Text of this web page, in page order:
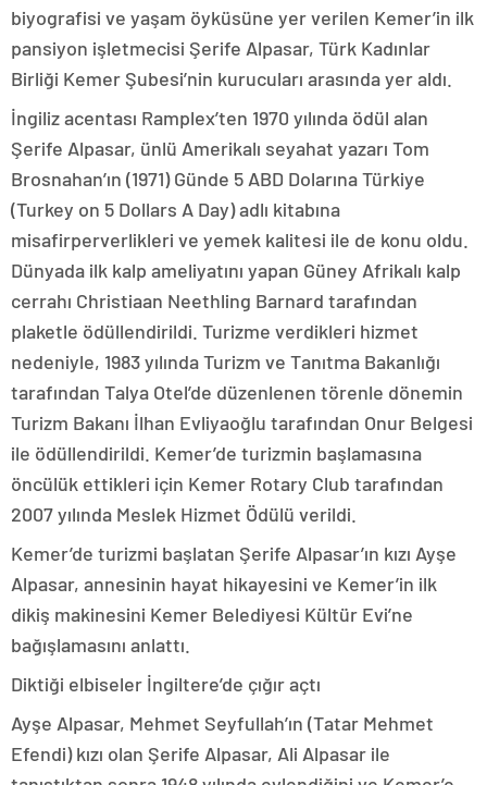
biyografisi ve yaşam öyküsüne yer verilen Kemer’in ilk
pansiyon işletmecisi Şerife Alpasar, Türk Kadınlar
Birliği Kemer Şubesi’nin kurucuları arasında yer aldı.
İngiliz acentası Ramplex’ten 1970 yılında ödül alan
Şerife Alpasar, ünlü Amerikalı seyahat yazarı Tom
Brosnahan’ın (1971) Günde 5 ABD Dolarına Türkiye
(Turkey on 5 Dollars A Day) adlı kitabına
misafirperverlikleri ve yemek kalitesi ile de konu oldu.
Dünyada ilk kalp ameliyatını yapan Güney Afrikalı kalp
cerrahı Christiaan Neethling Barnard tarafından
plaketle ödüllendirildi. Turizme verdikleri hizmet
nedeniyle, 1983 yılında Turizm ve Tanıtma Bakanlığı
tarafından Talya Otel’de düzenlenen törenle dönemin
Turizm Bakanı İlhan Evliyaoğlu tarafından Onur Belgesi
ile ödüllendirildi. Kemer’de turizmin başlamasına
öncülük ettikleri için Kemer Rotary Club tarafından
2007 yılında Meslek Hizmet Ödülü verildi.
Kemer’de turizmi başlatan Şerife Alpasar’ın kızı Ayşe
Alpasar, annesinin hayat hikayesini ve Kemer’in ilk
dikiş makinesini Kemer Belediyesi Kültür Evi’ne
bağışlamasını anlattı.
Diktiği elbiseler İngiltere’de çığır açtı
Ayşe Alpasar, Mehmet Seyfullah’ın (Tatar Mehmet
Efendi) kızı olan Şerife Alpasar, Ali Alpasar ile